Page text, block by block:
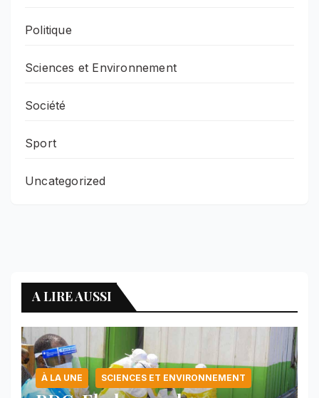
Politique
Sciences et Environnement
Société
Sport
Uncategorized
A LIRE AUSSI
À LA UNE SCIENCES ET ENVIRONNEMENT